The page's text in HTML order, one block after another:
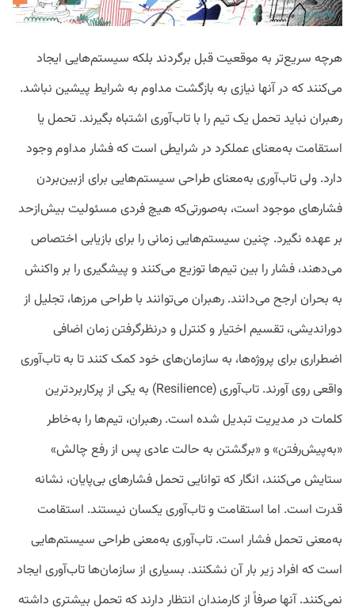
هرچه سریع‌تر به موقعیت قبل برگردند بلکه سیستم‌هایی ایجاد
می‌کنند که در آنها نیازی به بازگشت مداوم به شرایط پیشین نباشد.
رهبران نباید تحمل یک تیم را با تاب‌آوری اشتباه بگیرند. تحمل یا
استقامت به‌معنای عملکرد در شرایطی است که فشار مداوم وجود
دارد. ولی تاب‌آوری به‌معنای طراحی سیستم‌هایی برای ازبین‌بردن
فشارهای موجود است، به‌صورتی‌که هیچ فردی مسئولیت بیش‌ازحد
بر عهده نگیرد. چنین سیستم‌هایی زمانی را برای بازیابی اختصاص
می‌دهند، فشار را بین تیم‌ها توزیع می‌کنند و پیشگیری را بر واکنش
به بحران ارجح می‌دانند. رهبران می‌توانند با طراحی مرزها، تجلیل از
دوراندیشی، تقسیم اختیار و کنترل و درنظرگرفتن زمان اضافی
اضطراری برای پروژه‌ها، به سازمان‌های خود کمک کنند تا به تاب‌آوری
واقعی روی آورند. تاب‌آوری (Resilience) به یکی از پرکاربردترین
کلمات در مدیریت تبدیل شده است. رهبران، تیم‌ها را به‌خاطر
«به‌پیش‌رفتن» و «برگشتن به حالت عادی پس از رفع چالش»
ستایش می‌کنند، انگار که توانایی تحمل فشارهای بی‌پایان، نشانه
قدرت است. اما استقامت و تاب‌آوری یکسان نیستند. استقامت
به‌معنی تحمل فشار است. تاب‌آوری به‌معنی طراحی سیستم‌هایی
است که افراد زیر بار آن نشکنند. بسیاری از سازمان‌ها تاب‌آوری ایجاد
نمی‌کنند. آنها صرفاً از کارمندان انتظار دارند که تحمل بیشتری داشته